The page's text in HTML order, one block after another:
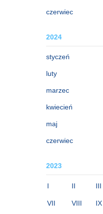
czerwiec
2024
styczeń
luty
marzec
kwiecień
maj
czerwiec
2023
I II III
VII VIII IX